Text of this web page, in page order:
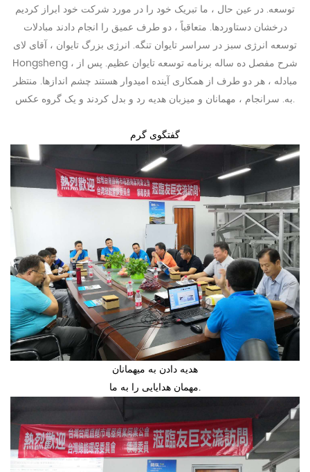
توسعه. در عین حال ، ما تبریک خود را در مورد شرکت خود ابراز کردیم
درخشان دستاوردها. متعاقباً ، دو طرف عمیق را انجام دادند مبادلات
توسعه انرژی سبز در سراسر تایوان تنگه. انرژی بزرگ تایوان ، آقای لای
Hongsheng ، شرح مفصل ده ساله برنامه توسعه تایوان عظیم. پس از
مبادله ، هر دو طرف از همکاری آینده امیدوار هستند چشم اندازها. منتظر
به. سرانجام ، مهمانان و میزبان هدیه رد و بدل کردند و یک گروه عکس.
گفتگوی گرم
هدیه دادن به میهمانان
مهمان هدایایی را به ما.